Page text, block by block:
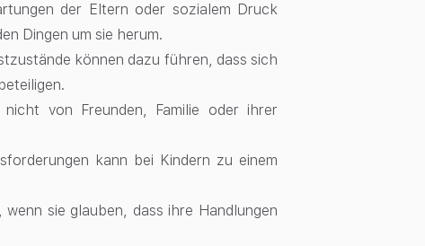
der Eltern oder sozialem Druck
Dingen um sie herum.
können dazu führen, dass sich
von Freunden, Familie oder ihrer
kann bei Kindern zu einem
sie glauben, dass ihre Handlungen